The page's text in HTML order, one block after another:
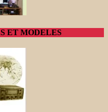
ET MODELES